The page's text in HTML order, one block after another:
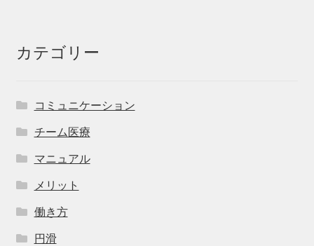
カテゴリー
コミュニケーション
チーム医療
マニュアル
メリット
働き方
円滑